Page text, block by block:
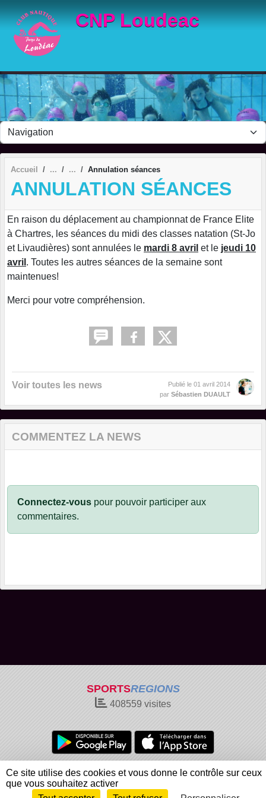
CNP Loudeac
Accueil Annulation séances
ANNULATION SÉANCES
En raison du déplacement au championnat de France Elite
à Chartres, les séances du midi des classes natation (St-Jo
et Livaudières) sont annulées le mardi 8 avril et le jeudi 10
avril . Toutes les autres séances de la semaine sont
maintenues!
Merci pour votre compréhension.
Voir toutes les news Publié le 01 avril 2014
par Sébastien DUAULT
COMMENTEZ LA NEWS
Connectez-vous pour pouvoir participer aux
commentaires.
SPORTSREGIONS
408559 visites
Charte cookies
Gestion des cookies
Informations légales
Signaler un contenu inapproprié
Ce site utilise des cookies et vous donne le contrôle sur ceux
que vous souhaitez activer